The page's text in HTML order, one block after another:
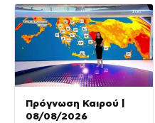
Πρόγνωση Καιρού |
08/08/2026